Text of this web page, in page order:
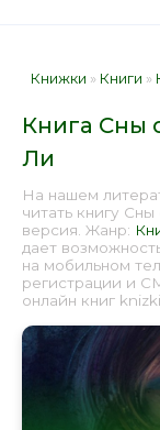
Книжки » Книги »
Книга Сны
Ли
На нашем
читать книгу
версия. Жанр:
дает
на мобильном
регистрации и
онлайн книг